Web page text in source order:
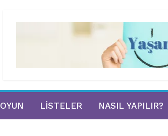
OYUN LISTELER NASIL YAPILIR?